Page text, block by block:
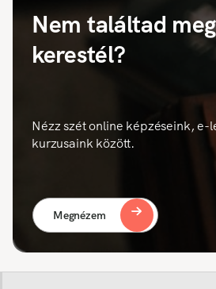
Nem találtad
kerestél?
Nézz szét online képzéseink, e-
kurzusaink között.
Megnézem